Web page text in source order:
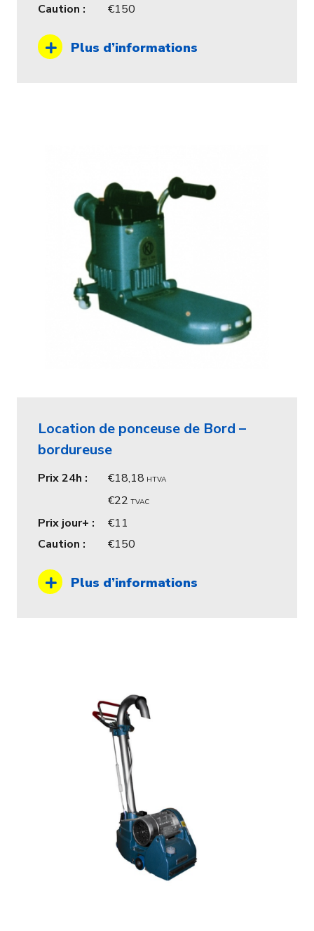
Caution :
150
Plus d’informations
Location de ponceuse de Bord –
bordureuse
Prix 24h : 18,18 HTVA
22 TVAC
Prix jour+ :
11
Caution :
150
Plus d’informations